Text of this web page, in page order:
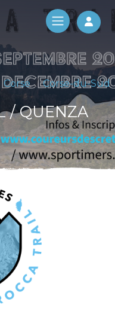
Log
Corse Corse-du-Sud
/ QUENZA